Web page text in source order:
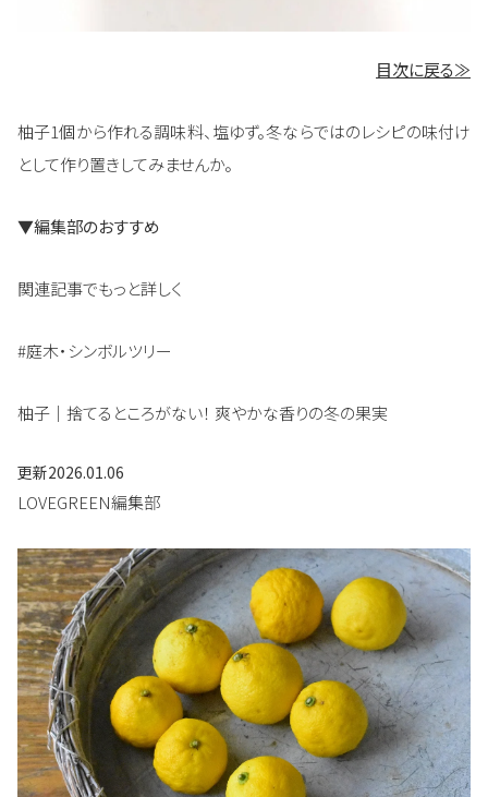
目次に戻る≫
柚子1個から作れる調味料、塩ゆず。冬ならではのレシピの味付け
として作り置きしてみませんか。
▼編集部のおすすめ
関連記事でもっと詳しく
#庭木・シンボルツリー
柚子｜捨てるところがない！ 爽やかな香りの冬の果実
更新2026.01.06
LOVEGREEN編集部